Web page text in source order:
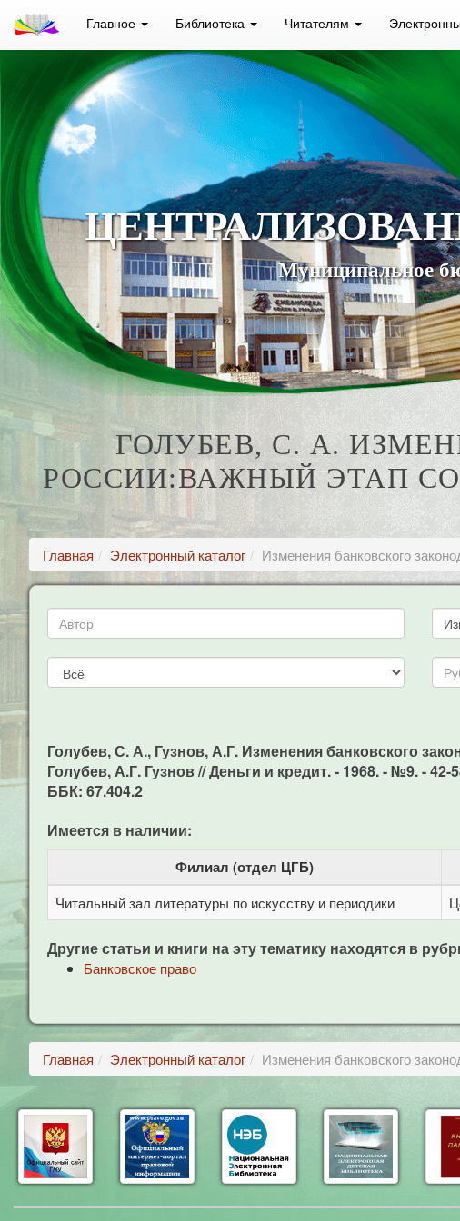
Главное Библиотека Читателям
Муниципальное
ГОЛУБЕВ, С. А.
РОССИИ:ВАЖНЫЙ ЭТАП
Главная Электронный каталог Изменения банковского
Голубев, С. А., Гузнов, А.Г. Изменения банковского
Голубев, А.Г. Гузнов // Деньги и кредит. - 1968. - №9. - 42-
ББК: 67.404.2
Имеется в наличии:
Филиал (отдел ЦГБ)
Читальный зал литературы по искусству и периодики
Другие статьи и книги на эту тематику находятся в
Банковское право
Главная Электронный каталог Изменения банковского